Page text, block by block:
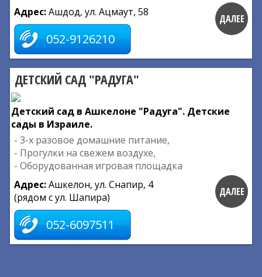
Адрес:Ашдод, ул. Ацмаут, 58
052-9126210
ДАЛЕЕ
ДЕТСКИЙ САД "РАДУГА"
Детский сад в Ашкелоне "Радуга". Детские
сады в Израиле.
- 3-х разовое домашние питание,
- Прогулки на свежем воздухе,
- Оборудованная игровая площадка
Адрес:Ашкелон, ул. Снапир, 4
(рядом с ул. Шапира)
052-6097511
ДАЛЕЕ